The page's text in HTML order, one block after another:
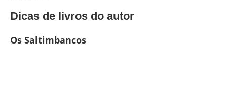
Dicas de livros do autor
Os Saltimbancos